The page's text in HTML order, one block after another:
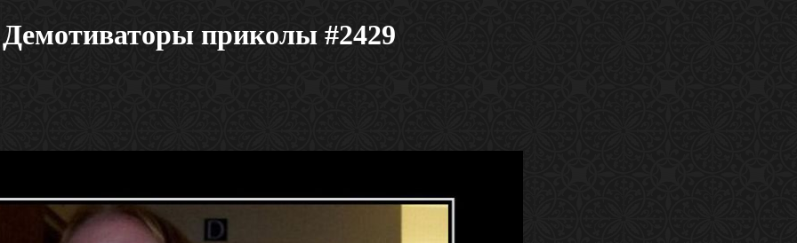
Демотиваторы приколы #2429